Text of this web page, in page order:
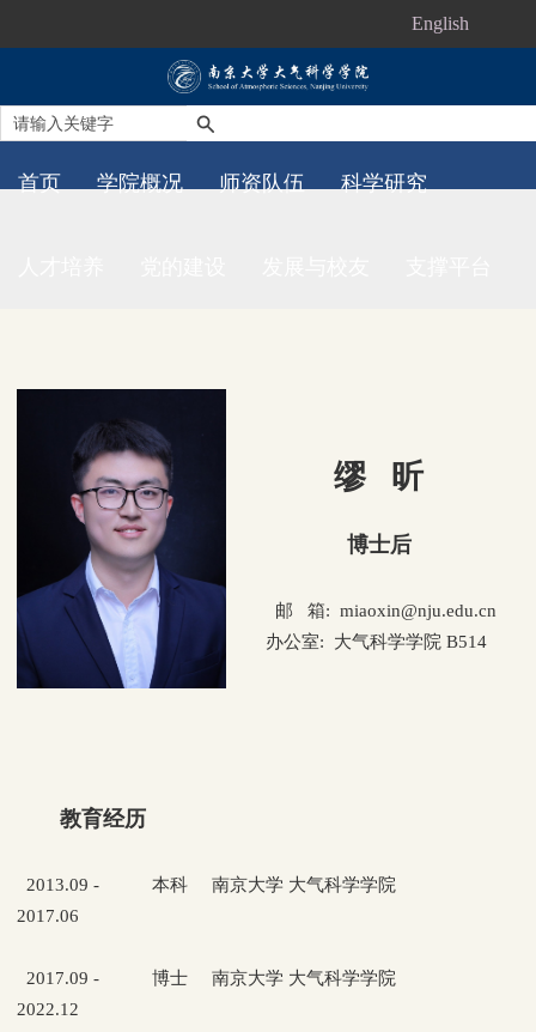
English
首页 学院概况 师资队伍 科学研究
缪 昕
博士后
邮 箱: miaoxin@nju.edu.cn
办公室: 大气科学学院 B514
教育经历
2013.09 -
2017.06
本科 南京大学 大气科学学院
2017.09 -
2022.12
博士 南京大学 大气科学学院